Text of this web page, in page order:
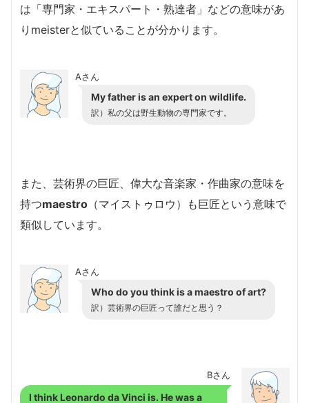
は「専門家・エキスパート・熟達者」などの意味があ
りmeisterと似ていることが分かります。
Aさん
My father is an expert on wildlife.
訳）私の父は野生動物の専門家です。
また、芸術界の巨匠、偉大な音楽家・作曲家の意味を
持つmaestro （マイストゥロウ）も巨匠という意味で
類似しています。
Aさん
Who do you think is a maestro of art?
訳）芸術界の巨匠って誰だと思う？
Bさん
I think Leonardo da Vinci is. He was a